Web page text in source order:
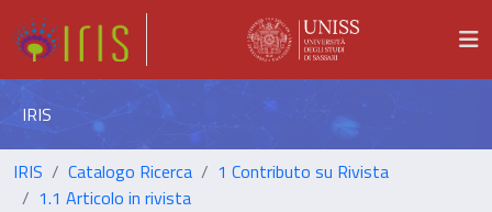
IRIS
IRIS Catalogo Ricerca
1 Contributo su Rivista
1.1 Articolo in rivista